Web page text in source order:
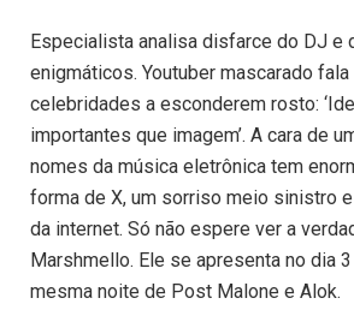
Especialista analisa disfarce do DJ e
enigmáticos. Youtuber mascarado
celebridades a esconderem rosto:
importantes que imagem’. A cara de
nomes da música eletrônica tem
forma de X, um sorriso meio sinistro
da internet. Só não espere ver a
Marshmello. Ele se apresenta no dia
mesma noite de Post Malone e Alok.